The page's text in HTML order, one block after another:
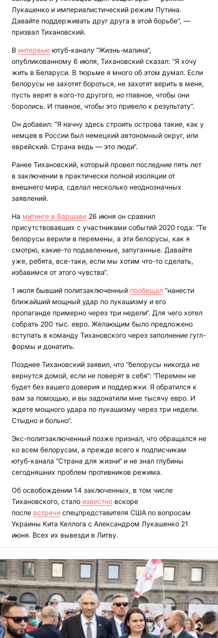
Лукашенко и империалистический режим Путина.
Давайте поддерживать друг друга в этой борьбе“, —
призвал Тихановский.
В интервью ютуб-каналу “Жизнь-малина“,
опубликованному 6 июля, Тихановский сказал: “Я хочу
жить в Беларуси. В тюрьме я много об этом думал. Если
белорусы не захотят бороться, не захотят верить в меня,
пусть верят в кого-то другого, но главное, чтобы они
боролись. И главное, чтобы это привело к результату“.
Он добавил: “Я начну здесь строить острова такие, как у
немцев в России был немецкий автономный округ, или
еврейский. Страна ведь — это люди“.
Ранее Тихановский, который провел последние пять лет
в заключении в практически полной изоляции от
внешнего мира, сделал несколько неоднозначных
заявлений.
На митинге в Варшаве 26 июня он сравнил
присутствовавших с участниками событий 2020 года: “Те
белорусы верили в перемены, а эти белорусы, как я
смотрю, какие-то подавленные, запуганные. Давайте
уже, ребята, все-таки, если мы хотим что-то сделать,
избавимся от этого чувства“.
1 июля бывший политзаключенный пообещал “нанести
ближайший мощный удар по лукашизму и его
пропаганде примерно через три недели“. Для чего хотел
собрать 200 тыс. евро. Желающим было предложено
вступать в команду Тихановского через заполнение гугл-
формы и донатить.
Позднее Тихановский заявил, что “белорусы никогда не
вернутся домой, если не поверят в себя“: “Перемен не
будет без вашего доверия и поддержки. Я обратился к
вам за помощью, и вы задонатили мне тысячу евро. И
ждете мощного удара по лукашизму через три недели.
Стыдно и больно“.
Экс-политзаключенный позже признал, что обращался не
ко всем белорусам, а прежде всего к подписчикам
ютуб-канала “Страна для жизни“ и не знал глубины
сегодняшних проблем противников режима.
Об освобождении 14 заключенных, в том числе
Тихановского, стало известно вскоре
после встречи спецпредставителя США по вопросам
Украины Кита Келлога с Александром Лукашенко 21
июня. Всех их вывезди в Литву.